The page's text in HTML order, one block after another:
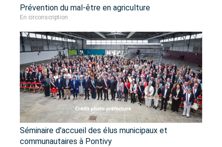
Prévention du mal-être en agriculture
En circonscription
Séminaire d'accueil des élus municipaux et
communautaires à Pontivy